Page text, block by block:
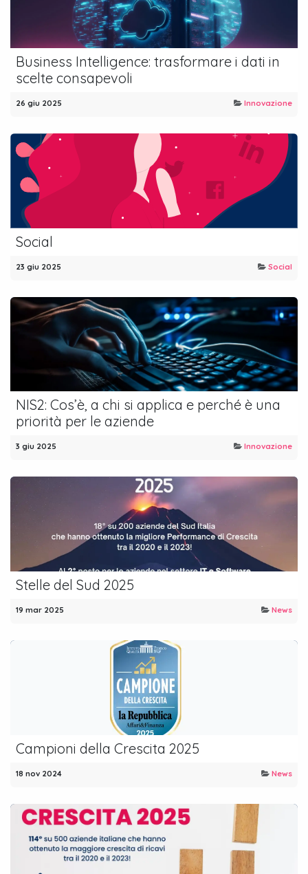
Business Intelligence: trasformare i dati in
scelte consapevoli
26 giu 2025 Innovazione
Social
23 giu 2025 Social
NIS2: Cos’è, a chi si applica e perché è una
priorità per le aziende
3 giu 2025 Innovazione
Stelle del Sud 2025
19 mar 2025 News
Campioni della Crescita 2025
18 nov 2024 News